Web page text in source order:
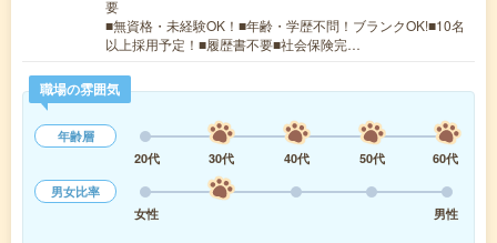
要
■無資格・未経験OK！■年齢・学歴不問！ブランクOK!■10名
以上採用予定！■履歴書不要■社会保険完…
職場の雰囲気
年齢層
20代
30代 40代 50代
60代
男女比率
女性
男性